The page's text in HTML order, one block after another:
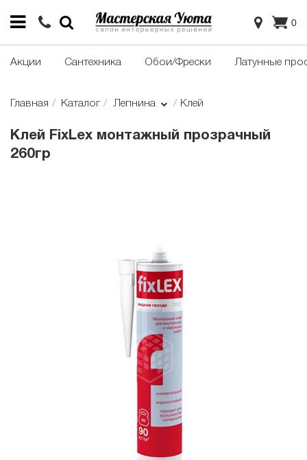
0
Акции Сантехника Обои/Фрески Латунные
Главная Каталог Лепнина Клей
Клей FixLex монтажный прозрачный
260гр